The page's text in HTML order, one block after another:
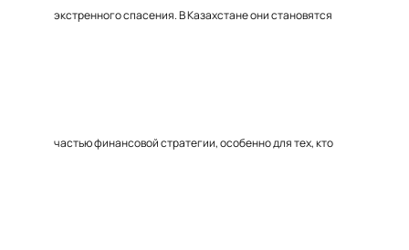
экстренного спасения. В Казахстане они становятся
частью финансовой стратегии, особенно для тех, кто